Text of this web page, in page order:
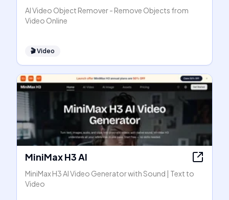
AI Video Object Remover - Remove Objects from
Video Online
🎬Video
MiniMax H3 AI
MiniMax H3 AI Video Generator with Sound | Text to
Video